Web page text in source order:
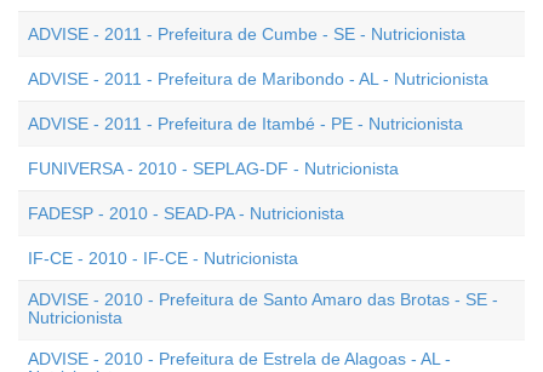
ADVISE - 2011 - Prefeitura de Cumbe - SE - Nutricionista
ADVISE - 2011 - Prefeitura de Maribondo - AL - Nutricionista
ADVISE - 2011 - Prefeitura de Itambé - PE - Nutricionista
FUNIVERSA - 2010 - SEPLAG-DF - Nutricionista
FADESP - 2010 - SEAD-PA - Nutricionista
IF-CE - 2010 - IF-CE - Nutricionista
ADVISE - 2010 - Prefeitura de Santo Amaro das Brotas - SE -
Nutricionista
ADVISE - 2010 - Prefeitura de Estrela de Alagoas - AL -